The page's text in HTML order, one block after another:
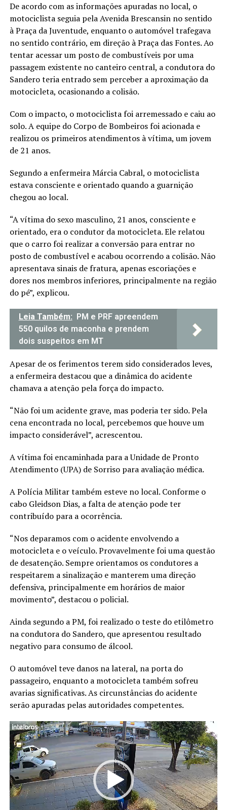
De acordo com as informações apuradas no local, o
motociclista seguia pela Avenida Brescansin no sentido
à Praça da Juventude, enquanto o automóvel trafegava
no sentido contrário, em direção à Praça das Fontes. Ao
tentar acessar um posto de combustíveis por uma
passagem existente no canteiro central, a condutora do
Sandero teria entrado sem perceber a aproximação da
motocicleta, ocasionando a colisão.
Com o impacto, o motociclista foi arremessado e caiu ao
solo. A equipe do Corpo de Bombeiros foi acionada e
realizou os primeiros atendimentos à vítima, um jovem
de 21 anos.
Segundo a enfermeira Márcia Cabral, o motociclista
estava consciente e orientado quando a guarnição
chegou ao local.
“A vítima do sexo masculino, 21 anos, consciente e
orientado, era o condutor da motocicleta. Ele relatou
que o carro foi realizar a conversão para entrar no
posto de combustível e acabou ocorrendo a colisão. Não
apresentava sinais de fratura, apenas escoriações e
dores nos membros inferiores, principalmente na região
do pé”, explicou.
Leia Também: PM e PRF apreendem
550 quilos de maconha e prendem
dois suspeitos em MT
Apesar de os ferimentos terem sido considerados leves,
a enfermeira destacou que a dinâmica do acidente
chamava a atenção pela força do impacto.
“Não foi um acidente grave, mas poderia ter sido. Pela
cena encontrada no local, percebemos que houve um
impacto considerável”, acrescentou.
A vítima foi encaminhada para a Unidade de Pronto
Atendimento (UPA) de Sorriso para avaliação médica.
A Polícia Militar também esteve no local. Conforme o
cabo Gleidson Dias, a falta de atenção pode ter
contribuído para a ocorrência.
“Nos deparamos com o acidente envolvendo a
motocicleta e o veículo. Provavelmente foi uma questão
de desatenção. Sempre orientamos os condutores a
respeitarem a sinalização e manterem uma direção
defensiva, principalmente em horários de maior
movimento”, destacou o policial.
Ainda segundo a PM, foi realizado o teste do etilômetro
na condutora do Sandero, que apresentou resultado
negativo para consumo de álcool.
O automóvel teve danos na lateral, na porta do
passageiro, enquanto a motocicleta também sofreu
avarias significativas. As circunstâncias do acidente
serão apuradas pelas autoridades competentes.
Tocador
de
vídeo